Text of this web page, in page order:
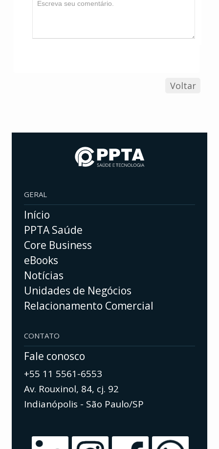
Voltar
GERAL
Início
PPTA Saúde
Core Business
eBooks
Notícias
Unidades de Negócios
Relacionamento Comercial
CONTATO
Fale conosco
+55 11 5561-6553
Av. Rouxinol, 84, cj. 92
Indianópolis - São Paulo/SP